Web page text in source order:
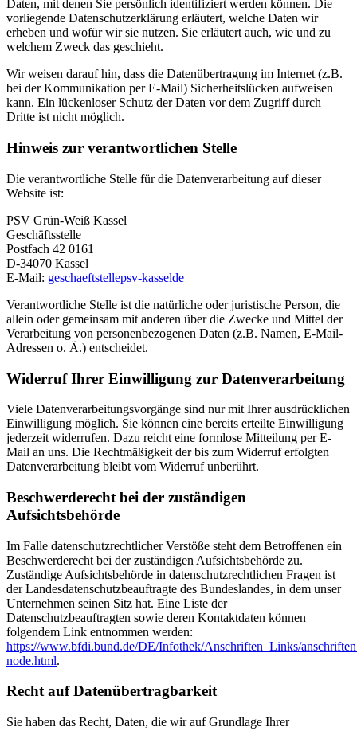
Daten, mit denen Sie persönlich identifiziert werden können. Die
vorliegende Datenschutzerklärung erläutert, welche Daten wir
erheben und wofür wir sie nutzen. Sie erläutert auch, wie und zu
welchem Zweck das geschieht.
Wir weisen darauf hin, dass die Datenübertragung im Internet (z.B.
bei der Kommunikation per E-Mail) Sicherheitslücken aufweisen
kann. Ein lückenloser Schutz der Daten vor dem Zugriff durch
Dritte ist nicht möglich.
Hinweis zur verantwortlichen Stelle
Die verantwortliche Stelle für die Datenverarbeitung auf dieser
Website ist:
PSV Grün-Weiß Kassel
Geschäftsstelle
Postfach 42 0161
D-34070 Kassel
E-Mail: geschaeftstellepsv-kasselde
Verantwortliche Stelle ist die natürliche oder juristische Person, die
allein oder gemeinsam mit anderen über die Zwecke und Mittel der
Verarbeitung von personenbezogenen Daten (z.B. Namen, E-Mail-
Adressen o. Ä.) entscheidet.
Widerruf Ihrer Einwilligung zur Datenverarbeitung
Viele Datenverarbeitungsvorgänge sind nur mit Ihrer ausdrücklichen
Einwilligung möglich. Sie können eine bereits erteilte Einwilligung
jederzeit widerrufen. Dazu reicht eine formlose Mitteilung per E-
Mail an uns. Die Rechtmäßigkeit der bis zum Widerruf erfolgten
Datenverarbeitung bleibt vom Widerruf unberührt.
Beschwerderecht bei der zuständigen
Aufsichtsbehörde
Im Falle datenschutzrechtlicher Verstöße steht dem Betroffenen ein
Beschwerderecht bei der zuständigen Aufsichtsbehörde zu.
Zuständige Aufsichtsbehörde in datenschutzrechtlichen Fragen ist
der Landesdatenschutzbeauftragte des Bundeslandes, in dem unser
Unternehmen seinen Sitz hat. Eine Liste der
Datenschutzbeauftragten sowie deren Kontaktdaten können
folgendem Link entnommen werden:
https://www.bfdi.bund.de/DE/Infothek/Anschriften_Links/
node.html.
Recht auf Datenübertragbarkeit
Sie haben das Recht, Daten, die wir auf Grundlage Ihrer